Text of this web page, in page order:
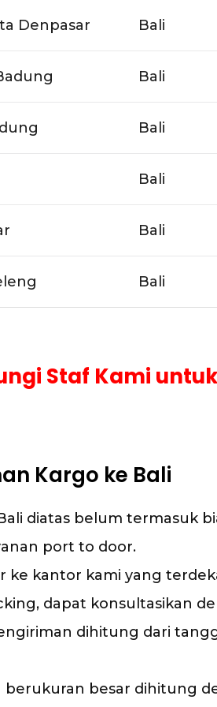
Denpasar Bali
Bali
Bali
Bali
Bali
Bali
Staf Kami
Kargo ke Bali
diatas belum termasuk
port to door.
ke kantor kami yang
dapat konsultasikan
dihitung dari
besar dihitung